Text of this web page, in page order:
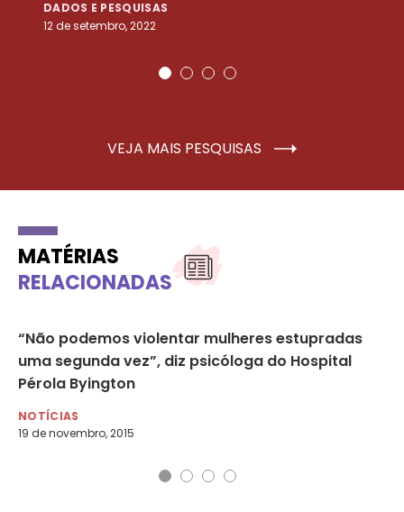
DADOS E PESQUISAS
12 de setembro, 2022
VEJA MAIS PESQUISAS
MATÉRIAS
RELACIONADAS
“Não podemos violentar mulheres estupradas
uma segunda vez”, diz psicóloga do Hospital
Pérola Byington
NOTÍCIAS
19 de novembro, 2015